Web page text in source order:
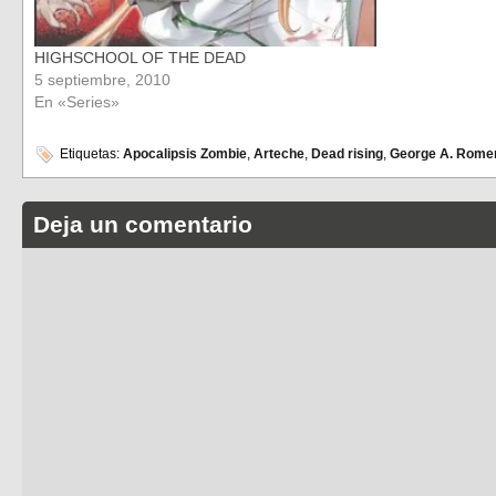
HIGHSCHOOL OF THE DEAD
5 septiembre, 2010
En «Series»
Etiquetas: Apocalipsis Zombie, Arteche, Dead rising, George A.
Deja un comentario